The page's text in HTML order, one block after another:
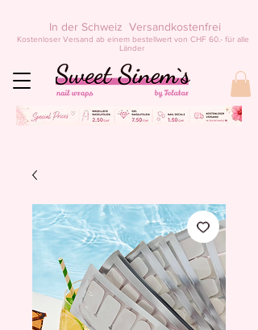
Kostenloser Versand ab einem bestellwert von CHF 60.- für alle
Länder
In der Schweiz Versandkostenfrei